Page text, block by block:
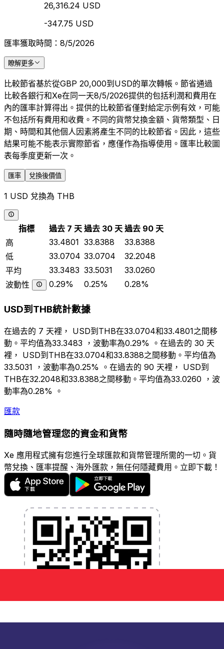
26,316.24 USD
-347.75 USD
匯率獲取時間：8/5/2026
瞭解更多
比較節省基於從GBP 20,000到USD的單次轉帳。節省通過
比較各銀行和Xe在同一天8/5/2026提供的包括利潤和費用在
內的匯率計算得出。提供的比較節省僅對給定示例有效，可能
不包括所有費用和收費。不同的貨幣兌換金額、貨幣類型、日
期、時間和其他個人因素將產生不同的比較節省。因此，這些
結果可能不能表示實際節省，應僅作為指導使用。匯率比較圖
表每季度更新一次。
匯率 兌換後價值
1 USD 兌換為 THB
指標 過去 7 天 過去 30 天 過去 90 天
高
33.4801 33.8388
33.8388
低
33.0704 33.0704
32.2048
平均
33.3483 33.5031
33.0260
波動性
0.29% 0.25% 0.28%
USD到THB統計數據
在過去的 7 天裡， USD到THB在33.0704和33.4801之間移
動。平均值為33.3483 ，波動率為0.29% 。在過去的 30 天
裡， USD到THB在33.0704和33.8388之間移動。平均值為
33.5031 ，波動率為0.25% 。在過去的 90 天裡， USD到
THB在32.2048和33.8388之間移動。平均值為33.0260 ，波
動率為0.28% 。
匯款
隨時隨地管理您的資金和貨幣
Xe 應用程式擁有您進行全球匯款和貨幣管理所需的一切。貨
幣兌換、匯率提醒、海外匯款，無任何隱藏費用。立即下載！